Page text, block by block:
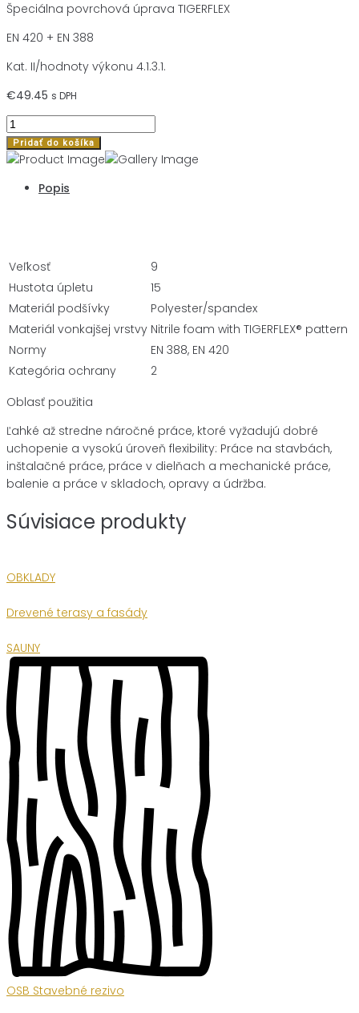
Špeciálna povrchová úprava TIGERFLEX
EN 420 + EN 388
Kat. II/hodnoty výkonu 4.1.3.1.
€49.45 s DPH
množstvo
12ks
OCHRANNÉ
TIGERFLEX®
9
Pridať do košíka
Popis
Veľkosť
9
Hustota úpletu
15
Materiál podšívky
Polyester/spandex
Materiál vonkajšej vrstvy Nitrile foam with TIGERFLEX® pattern
Normy
EN 388, EN 420
Kategória ochrany
2
Oblasť použitia
Ľahké až stredne náročné práce, ktoré vyžadujú dobré
uchopenie a vysokú úroveň flexibility: Práce na stavbách,
inštalačné práce, práce v dielňach a mechanické práce,
balenie a práce v skladoch, opravy a údržba.
Súvisiace produkty
OBKLADY
Drevené terasy a fasády
SAUNY
OSB Stavebné rezivo